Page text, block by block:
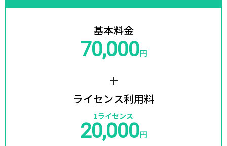
基本料金
70,000円
+
ライセンス利用料
1ライセンス
20,000円